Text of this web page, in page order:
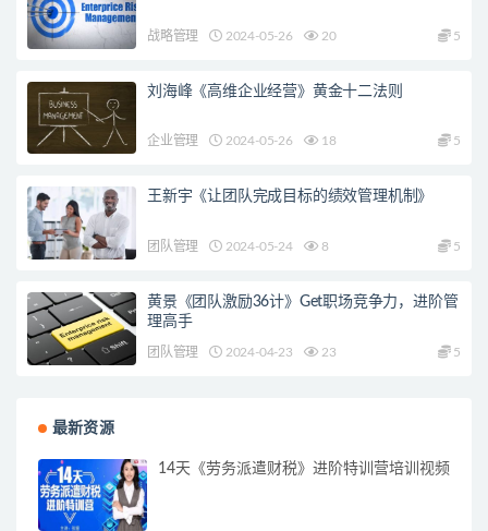
战略管理 2024-05-26 20 5
刘海峰《高维企业经营》黄金十二法则
企业管理 2024-05-26 18 5
王新宇《让团队完成目标的绩效管理机制》
团队管理 2024-05-24 8 5
黄景《团队激励36计》Get职场竞争力，进阶管
理高手
团队管理 2024-04-23 23 5
最新资源
14天《劳务派遣财税》进阶特训营培训视频